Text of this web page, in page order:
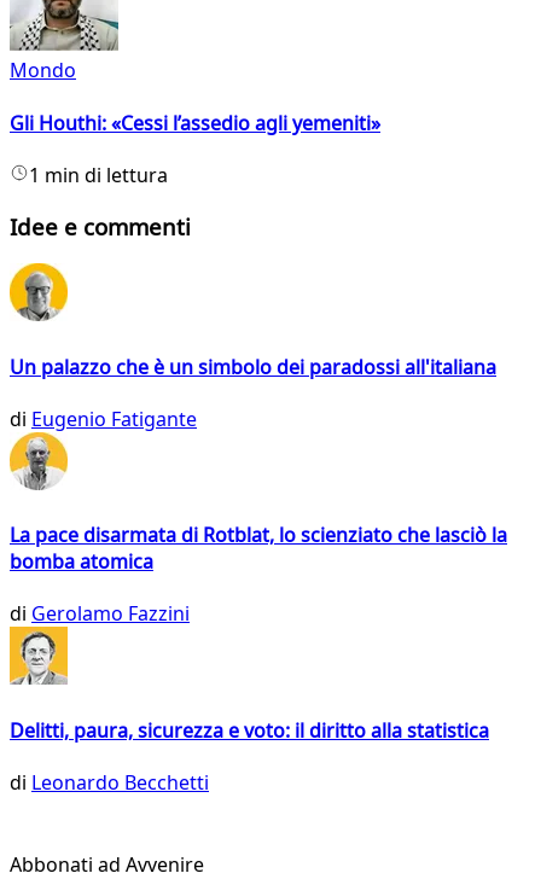
Mondo
Gli Houthi: «Cessi l’assedio agli yemeniti»
1 min di lettura
Idee e commenti
Un palazzo che è un simbolo dei paradossi all'italiana
di Eugenio Fatigante
La pace disarmata di Rotblat, lo scienziato che lasciò la
bomba atomica
di Gerolamo Fazzini
Delitti, paura, sicurezza e voto: il diritto alla statistica
di Leonardo Becchetti
Abbonati ad Avvenire